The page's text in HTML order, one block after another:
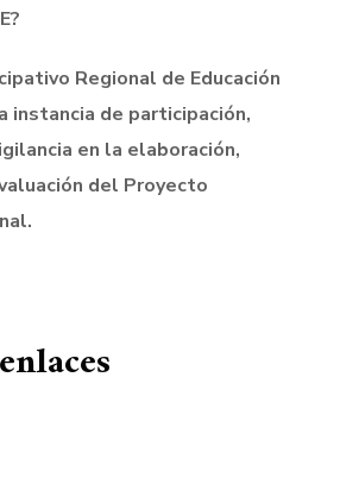
Regional de Educación
instancia de participación,
en la elaboración,
del Proyecto